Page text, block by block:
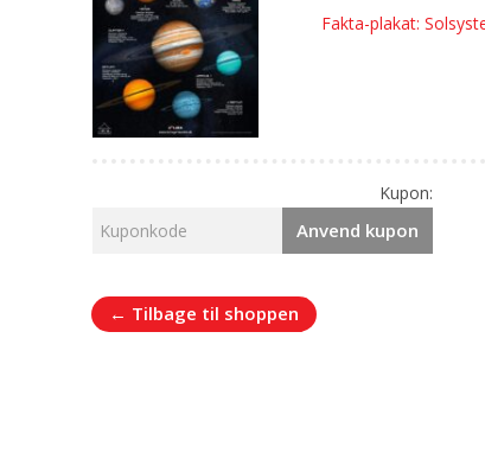
Fakta-plakat:
Kupon:
Anvend kupon
← Tilbage til shoppen